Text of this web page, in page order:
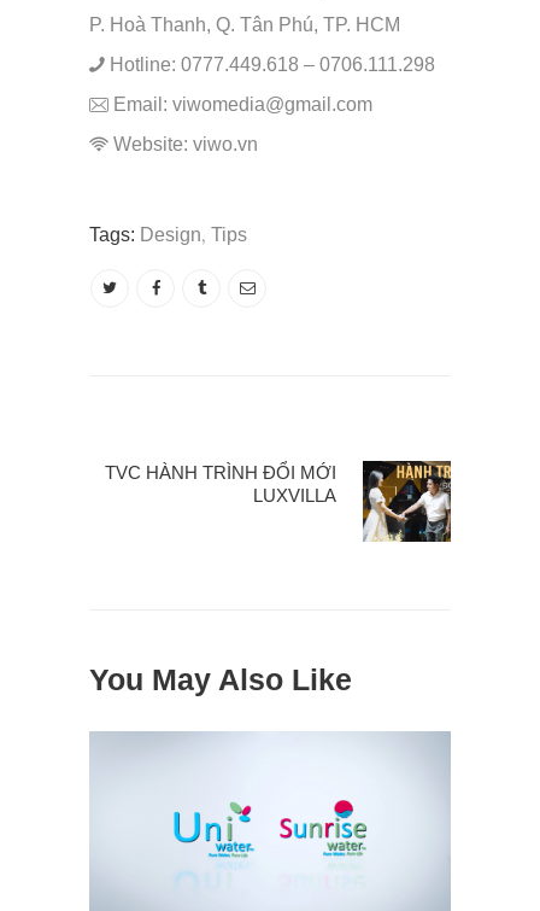
P. Hoà Thanh, Q. Tân Phú, TP. HCM
Hotline: 0777.449.618 – 0706.111.298
Email: viwomedia@gmail.com
Website: viwo.vn
Tags: Design, Tips
TVC HÀNH TRÌNH ĐỔI MỚI
LUXVILLA
You May Also Like